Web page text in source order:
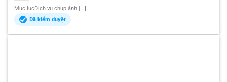
Mục lụcDịch vụ chụp ảnh [...]
Đã kiểm duyệt